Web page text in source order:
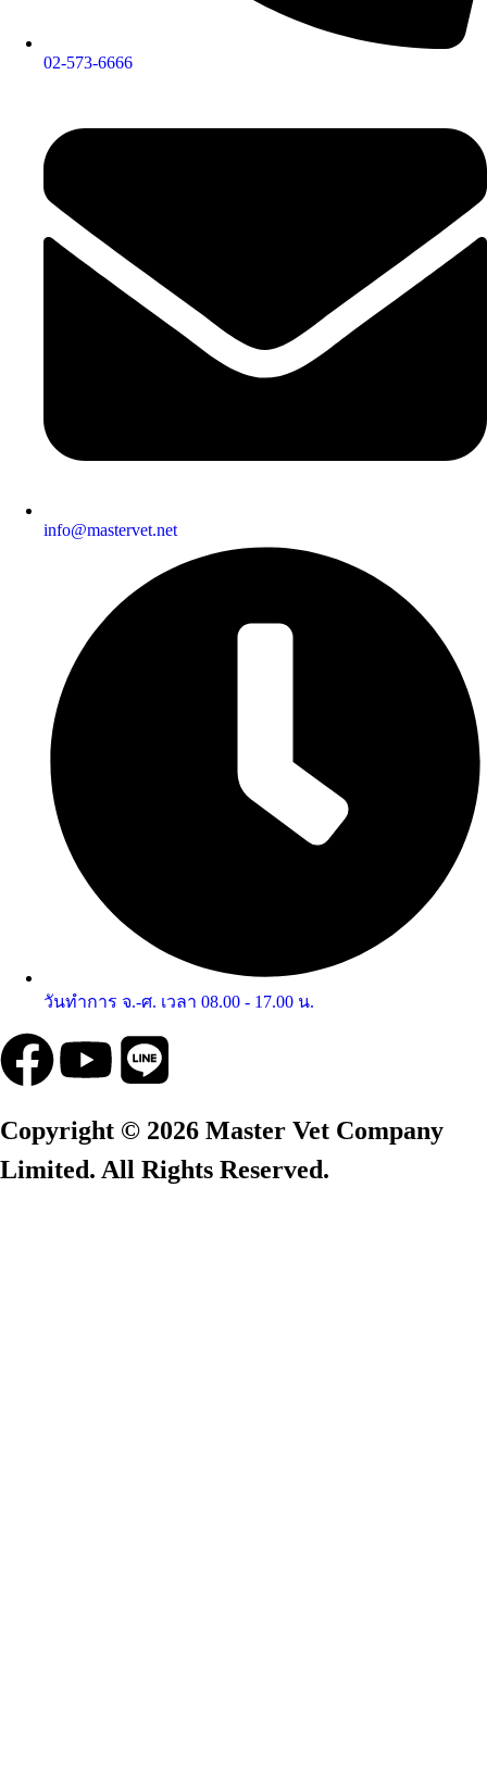
02-573-6666
info@mastervet.net
วันทำการ จ.-ศ. เวลา 08.00 - 17.00 น.
Copyright © 2026 Master Vet Company
Limited. All Rights Reserved.